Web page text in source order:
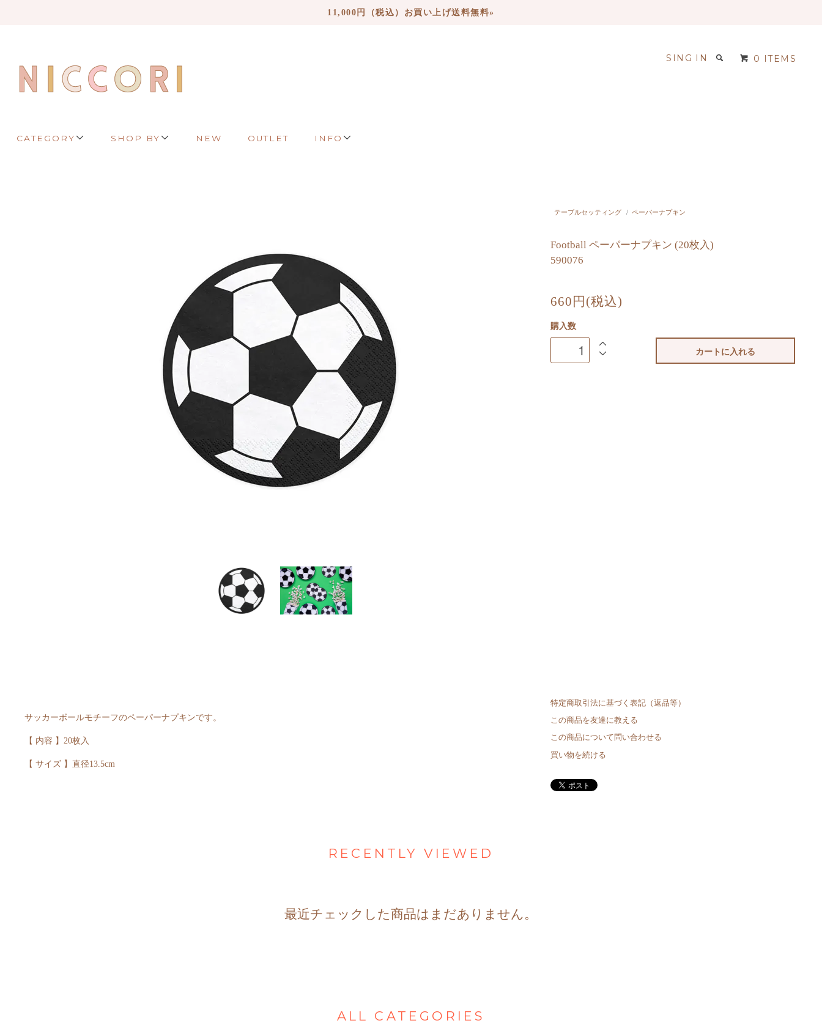
11,000円（税込）お買い上げ送料無料»
SING IN 0 ITEMS
CATEGORY SHOP BY NEW OUTLET INFO
テーブルセッティング / ペーパーナプキン
Football ペーパーナプキン (20枚入)
590076
660円(税込)
購入数
カートに入れる
サッカーボールモチーフのペーパーナプキンです。
【 内容 】20枚入
【 サイズ 】直径13.5cm
特定商取引法に基づく表記（返品等）
この商品を友達に教える
この商品について問い合わせる
買い物を続ける
RECENTLY VIEWED
最近チェックした商品はまだありません。
ALL CATEGORIES